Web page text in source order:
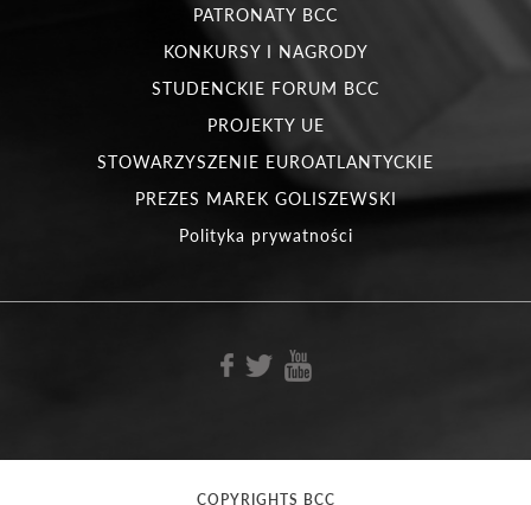
PATRONATY BCC
KONKURSY I NAGRODY
STUDENCKIE FORUM BCC
PROJEKTY UE
STOWARZYSZENIE EUROATLANTYCKIE
PREZES MAREK GOLISZEWSKI
Polityka prywatności
COPYRIGHTS BCC